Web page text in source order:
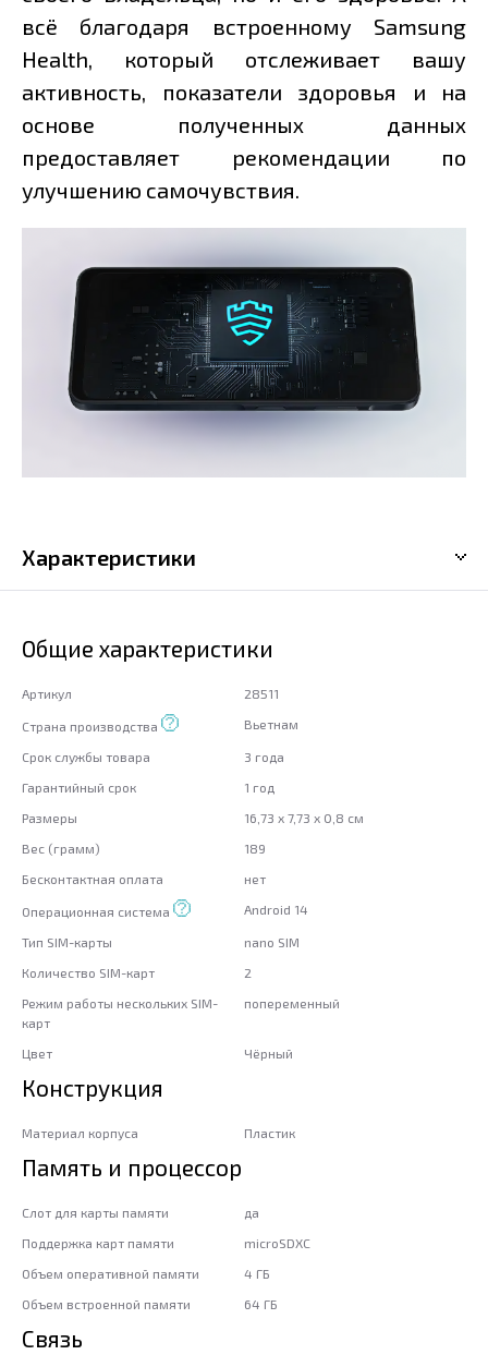
всё благодаря встроенному Samsung
Health, который отслеживает вашу
активность, показатели здоровья и на
основе полученных данных
предоставляет рекомендации по
улучшению самочувствия.
Характеристики
Общие характеристики
Артикул 28511
Страна производства Вьетнам
Срок службы товара
3 года
Гарантийный срок
1 год
Размеры
16,73 x 7,73 x 0,8 см
Вес (грамм)
189
Бесконтактная оплата
нет
Операционная система Android 14
Тип SIM-карты
nano SIM
Количество SIM-карт
2
Режим работы нескольких SIM-
карт
попеременный
Цвет Чёрный
Конструкция
Материал корпуса Пластик
Память и процессор
Слот для карты памяти
да
Поддержка карт памяти
microSDXC
Объем оперативной памяти
4 ГБ
Объем встроенной памяти
64 ГБ
Связь